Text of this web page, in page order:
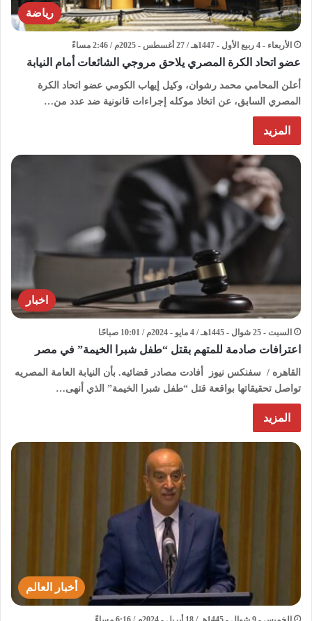
رياضة
الأربعاء - 4 ربيع الأول - 1447هـ / 27 أغسطس - 2025م / 2:46 مساءً
عضو اتحاد الكرة المصري يلاحق مروجي الشائعات أمام النيابة
أعلن المحامي محمد رشوان، وكيل إيهاب الكومي عضو اتحاد الكرة
المصري السابق، عن اتخاذ موكله إجراءات قانونية ضد عدد من…
المزيد
اخبار
السبت - 25 شوال - 1445هـ / 4 مايو - 2024م / 10:01 صباحًا
اعترافات صادمة للمتهم بقتل “طفل شبرا الخيمة” في مصر
القاهره / سفنكس نيوز أفادت مصادر قضائيه. بأن النيابة العامة المصريه
تواصل تحقيقاتها بواقعة قتل “طفل شبرا الخيمة” الذي أنهى…
المزيد
أخبار العالم